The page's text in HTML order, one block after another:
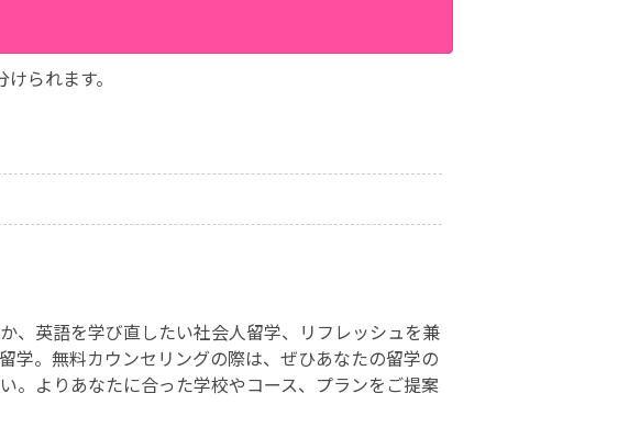
られます。
、英語を学び直したい社会人留学、リフレッシュを兼
学。無料カウンセリングの際は、ぜひあなたの留学の
。よりあなたに合った学校やコース、プランをご提案